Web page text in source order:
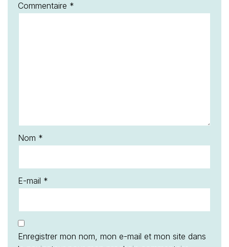
Commentaire *
Nom *
E-mail *
Enregistrer mon nom, mon e-mail et mon site dans